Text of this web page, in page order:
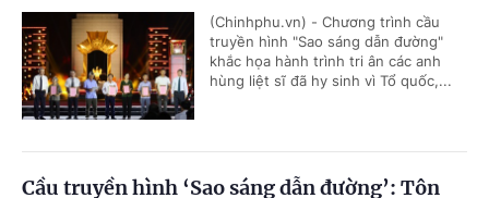
(Chinhphu.vn) - Chương trình cầu
truyền hình "Sao sáng dẫn đường"
khắc họa hành trình tri ân các anh
hùng liệt sĩ đã hy sinh vì Tổ quốc,...
Cầu truyền hình ‘Sao sáng dẫn đường’: Tôn